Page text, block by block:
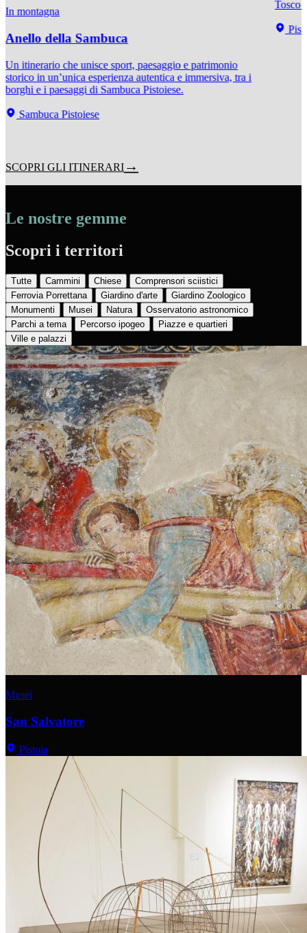
In montagna
Anello della Sambuca
Un itinerario che unisce sport, paesaggio e patrimonio
storico in un’unica esperienza autentica e immersiva, tra i
borghi e i paesaggi di Sambuca Pistoiese.
Sambuca Pistoiese
Tosco
SCOPRI GLI ITINERARI
Le nostre gemme
Scopri i territori
Tutte Cammini Chiese
Comprensori sciistici
Ferrovia Porrettana
Giardino d'arte
Giardino Zoologico
Monumenti
Musei Natura
Osservatorio astronomico
Parchi a tema
Percorso ipogeo
Piazze e quartieri
Ville e palazzi
Musei
San Salvatore
Pistoia